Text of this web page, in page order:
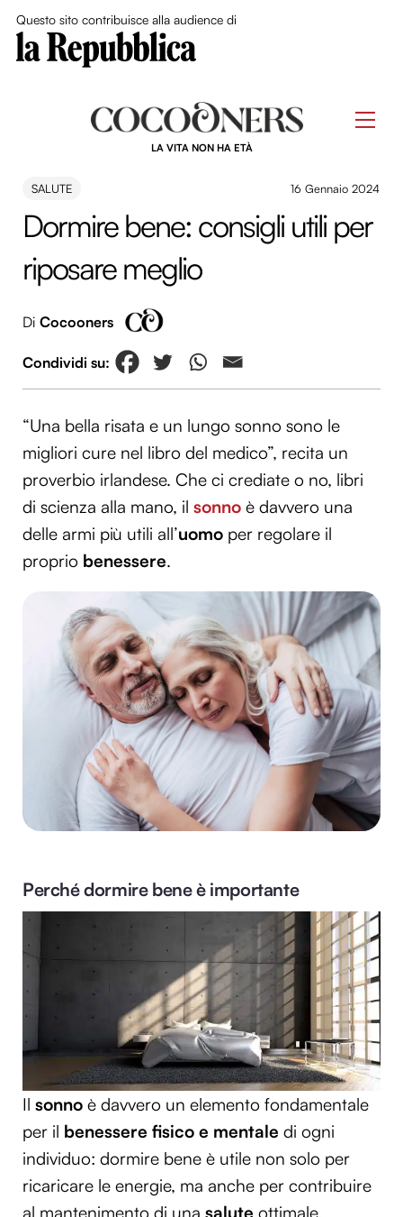
Questo sito contribuisce alla audience di
LA VITA NON HA ETÀ
SALUTE 16 Gennaio 2024
Dormire bene: consigli utili per
riposare meglio
Di Cocooners
“Una bella risata e un lungo sonno sono le
migliori cure nel libro del medico”, recita un
proverbio irlandese. Che ci crediate o no, libri
di scienza alla mano, il sonno è davvero una
delle armi più utili all’uomo per regolare il
proprio benessere.
Perché dormire bene è importante
Il sonno è davvero un elemento fondamentale
per il benessere fisico e mentale di ogni
individuo: dormire bene è utile non solo per
ricaricare le energie, ma anche per contribuire
al mantenimento di una salute ottimale.